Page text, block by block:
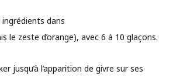
dans
le zeste d’orange), avec 6 à 10 glaçons.
jusqu’à l’apparition de givre sur ses